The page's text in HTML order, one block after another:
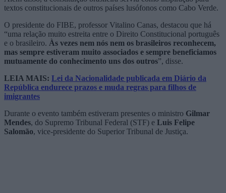
textos constitucionais de outros países lusófonos como Cabo Verde.
O presidente do FIBE, professor Vitalino Canas, destacou que há
“uma relação muito estreita entre o Direito Constitucional português
e o brasileiro. Às vezes nem nós nem os brasileiros reconhecem,
mas sempre estiveram muito associados e sempre beneficiamos
mutuamente do conhecimento uns dos outros”, disse.
LEIA MAIS: Lei da Nacionalidade publicada em Diário da
República endurece prazos e muda regras para filhos de
imigrantes
Durante o evento também estiveram presentes o ministro Gilmar
Mendes, do Supremo Tribunal Federal (STF) e Luis Felipe
Salomão, vice-presidente do Superior Tribunal de Justiça.